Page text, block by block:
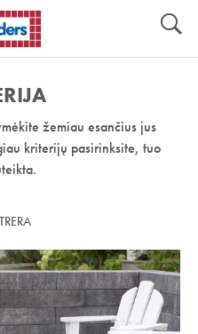
žemiau esančius jus
kriterijų pasirinksite, tuo